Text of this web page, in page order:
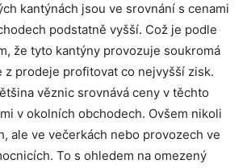
kantýnách jsou ve srovnání s cenami
podstatně vyšší. Což je podle
že tyto kantýny provozuje soukromá
z prodeje profitovat co nejvyšší zisk.
věznic srovnává ceny v těchto
v okolních obchodech. Ovšem nikoli
ale ve večerkách nebo provozech ve
To s ohledem na omezený